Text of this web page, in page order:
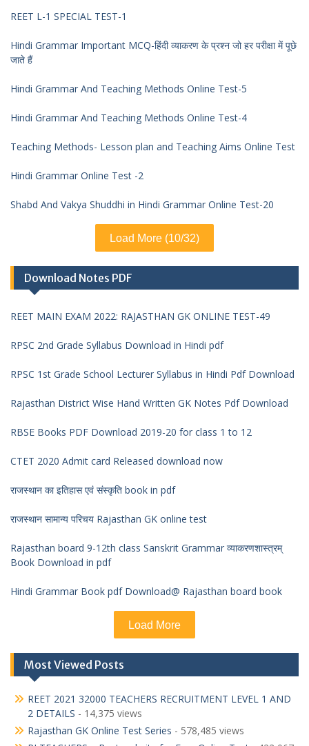
REET L-1 SPECIAL TEST-1
Hindi Grammar Important MCQ-हिंदी व्याकरण के प्रश्न जो हर परीक्षा में पूछे
जाते हैं
Hindi Grammar And Teaching Methods Online Test-5
Hindi Grammar And Teaching Methods Online Test-4
Teaching Methods- Lesson plan and Teaching Aims Online Test
Hindi Grammar Online Test -2
Shabd And Vakya Shuddhi in Hindi Grammar Online Test-20
Load More (10/32)
Download Notes PDF
REET MAIN EXAM 2022: RAJASTHAN GK ONLINE TEST-49
RPSC 2nd Grade Syllabus Download in Hindi pdf
RPSC 1st Grade School Lecturer Syllabus in Hindi Pdf Download
Rajasthan District Wise Hand Written GK Notes Pdf Download
RBSE Books PDF Download 2019-20 for class 1 to 12
CTET 2020 Admit card Released download now
राजस्थान का इतिहास एवं संस्कृति book in pdf
राजस्थान सामान्य परिचय Rajasthan GK online test
Rajasthan board 9-12th class Sanskrit Grammar व्याकरणशास्त्रम्
Book Download in pdf
Hindi Grammar Book pdf Download@ Rajasthan board book
Load More
Most Viewed Posts
REET 2021 32000 TEACHERS RECRUITMENT LEVEL 1 AND
2 DETAILS - 14,375 views
Rajasthan GK Online Test Series - 578,485 views